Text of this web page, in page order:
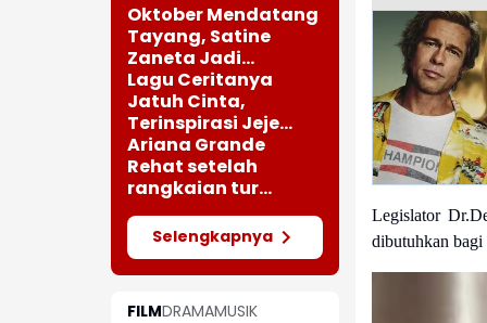
Oktober Mendatang
Tayang, Satine
Zaneta Jadi
Pemeran Utama Film
Siti Si Vampir
Lagu Ceritanya
Jatuh Cinta,
Terinspirasi Jeje
saat Bertemu
Perempuan Cantik
Ariana Grande
Rehat setelah
rangkaian tur
"Eternal Sunshine"
Selengkapnya
FILMDRAMAMUSIK
Legislator
dibutuhkan